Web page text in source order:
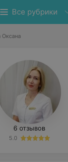
Все рубрики
Оксана
6 отзывов
5.0